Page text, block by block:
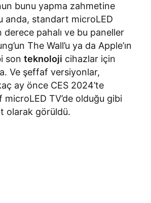
bunu yapma zahmetine
anda, standart microLED
pahalı ve bu paneller
The Wall’u ya da Apple’ın
sonteknoloji cihazlar için
Ve şeffaf versiyonlar,
ay önce CES 2024’te
TV’de olduğu gibi
olarak görüldü.